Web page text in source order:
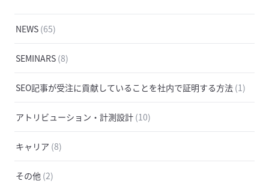
NEWS (65)
SEMINARS (8)
SEO記事が受注に貢献していることを社内で証明する方法 (1)
アトリビューション・計測設計 (10)
キャリア (8)
その他 (2)